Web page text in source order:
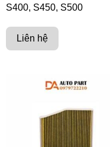
S400, S450, S500
Liên hệ